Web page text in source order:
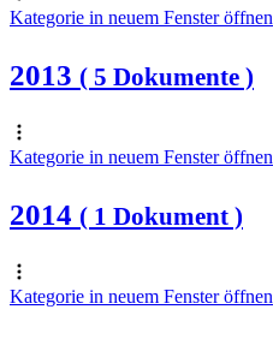
Kategorie in neuem Fenster öffnen
2013 ( 5 Dokumente )
Kategorie in neuem Fenster öffnen
2014 ( 1 Dokument )
Kategorie in neuem Fenster öffnen